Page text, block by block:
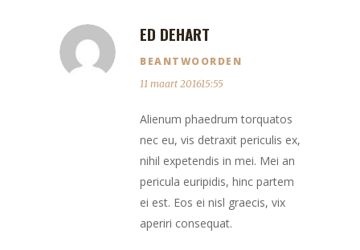
ED DEHART
BEANTWOORDEN
11 maart 201615:55
Alienum phaedrum torquatos
nec eu, vis detraxit periculis ex,
nihil expetendis in mei. Mei an
pericula euripidis, hinc partem
ei est. Eos ei nisl graecis, vix
aperiri consequat.